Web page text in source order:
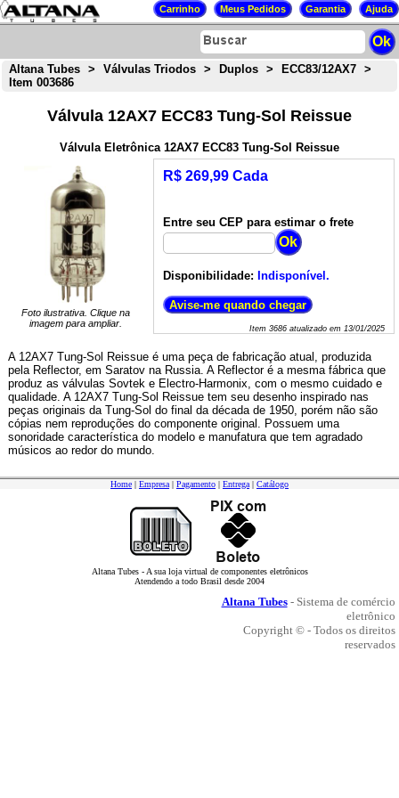
Altana Tubes > Válvulas Triodos > Duplos > ECC83/12AX7
>
Item 003686
Válvula 12AX7 ECC83 Tung-Sol Reissue
Válvula Eletrônica 12AX7 ECC83 Tung-Sol Reissue
Foto ilustrativa. Clique na
imagem para ampliar.
R$ 269,99 Cada
Entre seu CEP para estimar o frete
Disponibilidade: Indisponível.
Item 3686atualizado em 13/01/2025
A 12AX7 Tung-Sol Reissue é uma peça de fabricação atual, produzida
pela Reflector, em Saratov na Russia. A Reflector é a mesma fábrica que
produz as válvulas Sovtek e Electro-Harmonix, com o mesmo cuidado e
qualidade. A 12AX7 Tung-Sol Reissue tem seu desenho inspirado nas
peças originais da Tung-Sol do final da década de 1950, porém não são
cópias nem reproduções do componente original. Possuem uma
sonoridade característica do modelo e manufatura que tem agradado
músicos ao redor do mundo.
Home | Empresa | Pagamento | Entrega | Catálogo
Altana Tubes - A sua loja virtual de componentes eletrônicos
Atendendo a todo Brasil desde 2004
Altana Tubes- Sistema de comércio
eletrônico
Copyright © - Todos os direitos
reservados